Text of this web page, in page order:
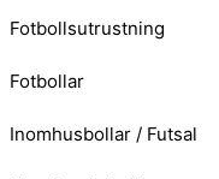
Fotbollsutrustning
Fotbollar
Inomhusbollar / Futsal